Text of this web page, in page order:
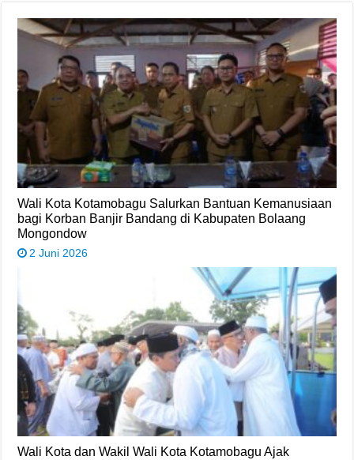
Wali Kota Kotamobagu Salurkan Bantuan Kemanusiaan
bagi Korban Banjir Bandang di Kabupaten Bolaang
Mongondow
2 Juni 2026
Wali Kota dan Wakil Wali Kota Kotamobagu Ajak